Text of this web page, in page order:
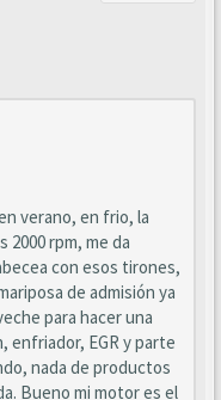
verano, en frio, la
2000 rpm, me da
con esos tirones,
de admisión ya
para hacer una
enfriador, EGR y parte
nada de productos
Bueno mi motor es el